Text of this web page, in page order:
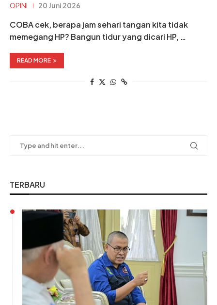
OPINI 20 Juni 2026
COBA cek, berapa jam sehari tangan kita tidak
memegang HP? Bangun tidur yang dicari HP, …
READ MORE
TERBARU